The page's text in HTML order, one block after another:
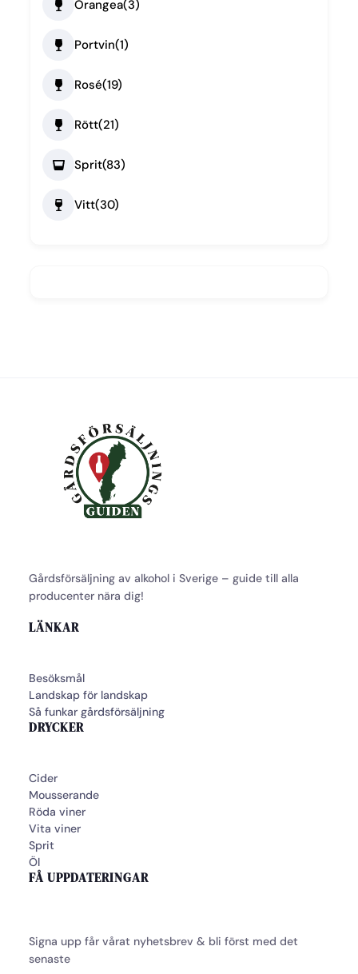
Orangea(3)
Portvin(1)
Rosé(19)
Rött(21)
Sprit(83)
Vitt(30)
Gårdsförsäljning av alkohol i Sverige – guide till alla
producenter nära dig!
LÄNKAR
Besöksmål
Landskap för landskap
Så funkar gårdsförsäljning
DRYCKER
Cider
Mousserande
Röda viner
Vita viner
Sprit
Öl
FÅ UPPDATERINGAR
Signa upp får vårat nyhetsbrev & bli först med det
senaste